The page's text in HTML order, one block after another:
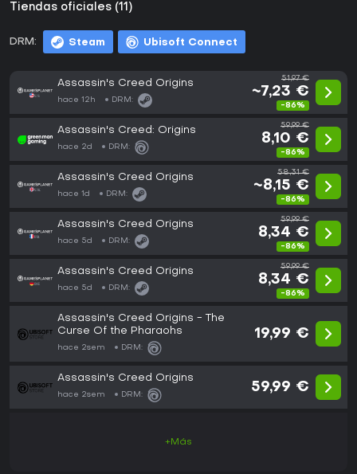
Tiendas oficiales (11)
DRM: Steam Ubisoft Connect
Assassin's Creed Origins
hace 12h DRM:
51,97 €
~7,23 €
-86%
Assassin's Creed: Origins
hace 2d DRM:
59,99 €
8,10 €
-86%
Assassin's Creed Origins
hace 1d DRM:
58,31 €
~8,15 €
-86%
Assassin's Creed Origins
hace 5d DRM:
59,99 €
8,34 €
-86%
Assassin's Creed Origins
hace 5d DRM:
59,99 €
8,34 €
-86%
Assassin's Creed Origins - The
Curse Of the Pharaohs
hace 2sem DRM:
19,99 €
Assassin's Creed Origins
hace 2sem DRM:
59,99 €
+Más